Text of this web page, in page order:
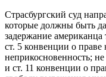
Страсбургский суд
которые должны быть
задержание американца
ст. 5 конвенции о
неприкосновенность;
и ст. 11 конвенции о